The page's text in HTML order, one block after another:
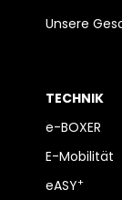
Unsere
TECHNIK
e-BOXER
E-Mobilität
eASY+